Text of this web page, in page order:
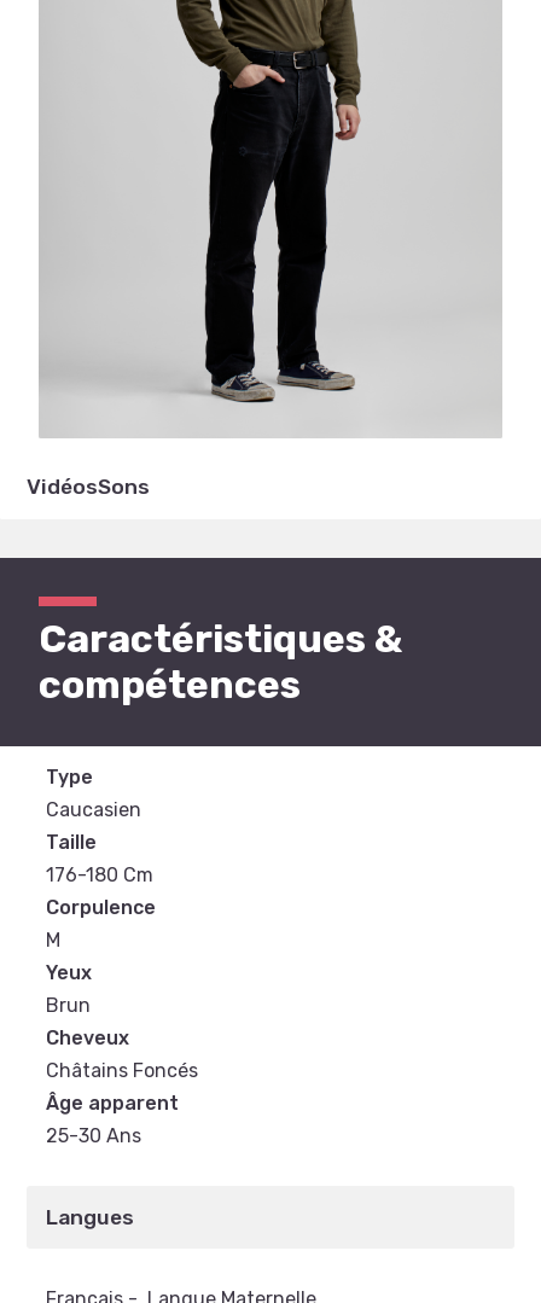
VidéosSons
Caractéristiques &
compétences
Type
Caucasien
Taille
176-180 Cm
Corpulence
M
Yeux
Brun
Cheveux
Châtains Foncés
Âge apparent
25-30 Ans
Langues